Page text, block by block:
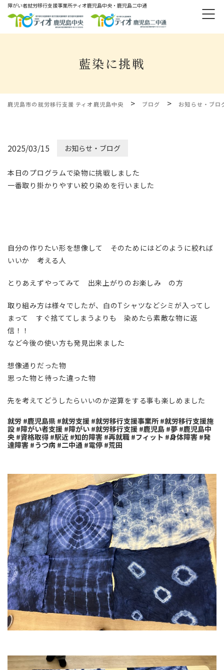
障がい者就労移⾏⽀援事業所ティオ⿅児島中央・鹿児島二中通
藍染に挑戦
鹿児島市の就労移行支援 ティオ鹿児島中央 > ブログ > お知らせ・ブロ
2025/03/15 お知らせ・ブログ
本日のプログラムで染物に挑戦しました
一番取り掛かりやすい絞り染めを行いました
自分の作りたい形を想像して そのためにはどのように絞れば
いいか 考える人
とりあえずやってみて 出来上がりのお楽しみ の方
取り組み方は様々でしたが、白のTシャツなどシミが入ってし
まって すぐ捨ててしまうよりも 染めたら素敵な物に返
信！！
など今後の使い方も発見出来ました
想像通りだった物
思った物と待った違った物
先を考えてどうしたらいいのか逆算をする事も楽しめました
就労 #鹿児島県 #就労支援 #就労移行支援事業所 #就労移行支援施
設 #障がい者支援 #障がい #就労移行支援 #鹿児島 #夢 #鹿児島中
央 #資格取得 #駅近 #知的障害 #再就職 #フィット #身体障害 #発
達障害 #うつ病 #二中通 #電停 #荒田